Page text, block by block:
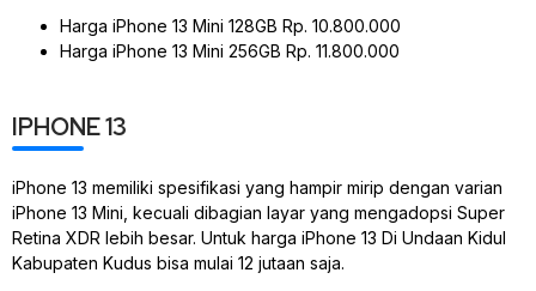
Harga iPhone 13 Mini 128GB Rp. 10.800.000
Harga iPhone 13 Mini 256GB Rp. 11.800.000
IPHONE 13
iPhone 13 memiliki spesifikasi yang hampir mirip dengan varian
iPhone 13 Mini, kecuali dibagian layar yang mengadopsi Super
Retina XDR lebih besar. Untuk harga iPhone 13 Di Undaan Kidul
Kabupaten Kudus bisa mulai 12 jutaan saja.